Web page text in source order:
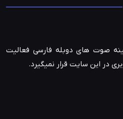
صوت های دوبله فارسی فعالیت
در این سایت قرار نمیگیرد.